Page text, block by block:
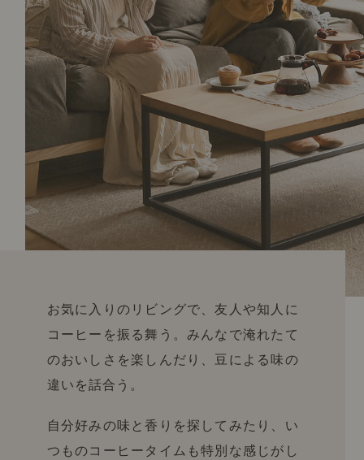
お気に入りのリビングで、友人や知人に
コーヒーを振る舞う。みんなで淹れたて
のおいしさを楽しんだり、豆による味の
違いを話合う。
自分好みの味と香りを探してみたり、い
つものコーヒータイムも特別な感じがし